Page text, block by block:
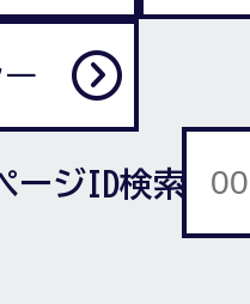
ージID検索